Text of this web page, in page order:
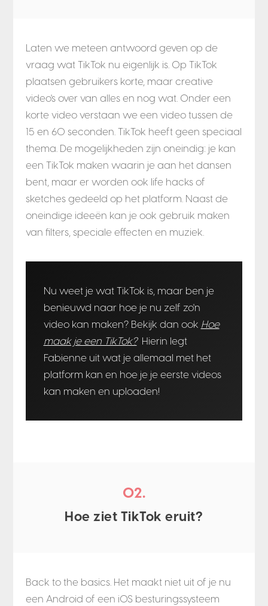
Laten we meteen antwoord geven op de
vraag wat TikTok nu eigenlijk is. Op TikTok
plaatsen gebruikers korte, maar creative
video's over van alles en nog wat. Onder een
korte video verstaan we een video tussen de
15 en 60 seconden. TikTok heeft geen speciaal
thema. De mogelijkheden zijn oneindig: je kan
een TikTok maken waarin je aan het dansen
bent, maar er worden ook life hacks of
sketches gedeeld op het platform. Naast de
oneindige ideeën kan je ook gebruik maken
van filters, speciale effecten en muziek.
Nu weet je wat TikTok is, maar ben je
benieuwd naar hoe je nu zelf zo'n
video kan maken? Bekijk dan ook Hoe
maak je een TikTok? Hierin legt
Fabienne uit wat je allemaal met het
platform kan en hoe je je eerste videos
kan maken en uploaden!
02.
Hoe ziet TikTok eruit?
Back to the basics. Het maakt niet uit of je nu
een Android of een iOS besturingssysteem